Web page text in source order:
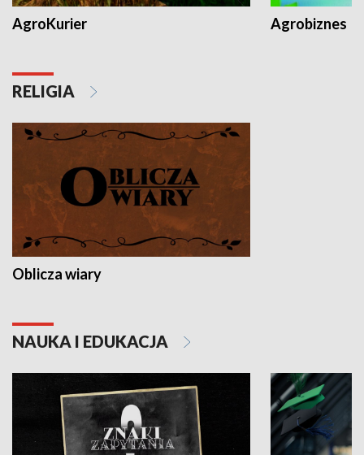
AgroKurier Agrobiznes
RELIGIA
Oblicza wiary
NAUKA I EDUKACJA